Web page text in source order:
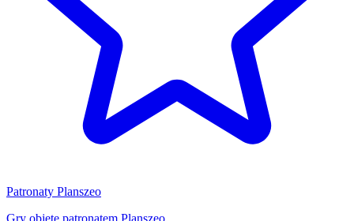
Patronaty Planszeo
Gry objęte patronatem Planszeo